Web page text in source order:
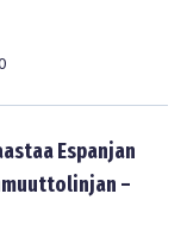
Espanjan
–